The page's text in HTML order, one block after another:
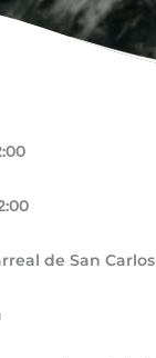
de San Carlos